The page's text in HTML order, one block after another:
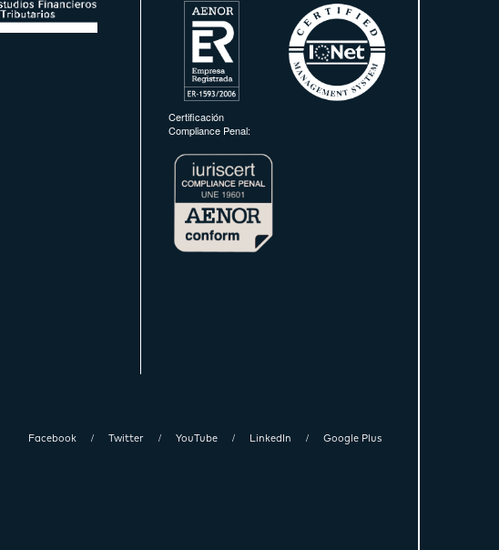
Certificación
Compliance Penal:
Facebook Twitter YouTube LinkedIn Google Plus